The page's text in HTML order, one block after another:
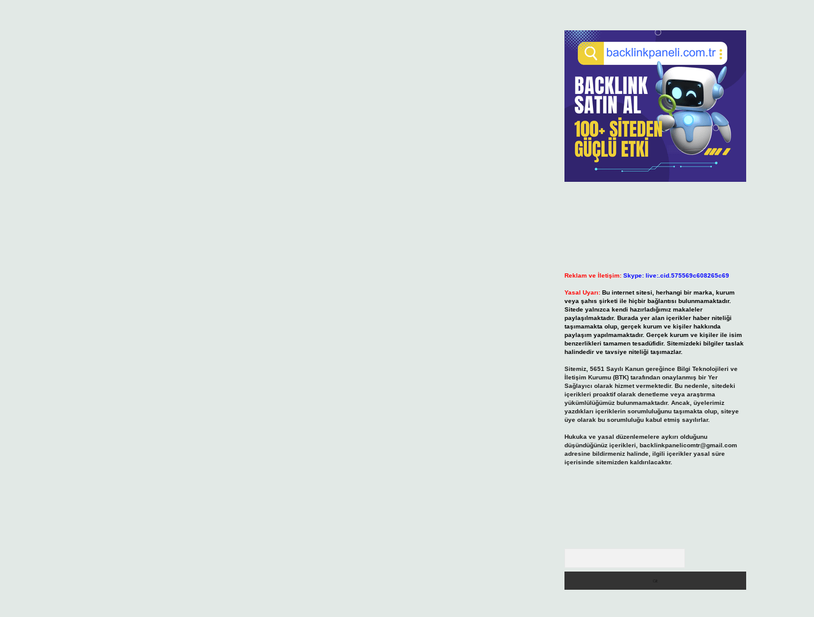
Reklam ve İletişim: Skype: live:.cid.575569c608265c69
Yasal Uyarı: Bu internet sitesi, herhangi bir marka, kurum
veya şahıs şirketi ile hiçbir bağlantısı bulunmamaktadır.
Sitede yalnızca kendi hazırladığımız makaleler
paylaşılmaktadır. Burada yer alan içerikler haber niteliği
taşımamakta olup, gerçek kurum ve kişiler hakkında
paylaşım yapılmamaktadır. Gerçek kurum ve kişiler ile isim
benzerlikleri tamamen tesadüfidir. Sitemizdeki bilgiler taslak
halindedir ve tavsiye niteliği taşımazlar.
Sitemiz, 5651 Sayılı Kanun gereğince Bilgi Teknolojileri ve
İletişim Kurumu (BTK) tarafından onaylanmış bir Yer
Sağlayıcı olarak hizmet vermektedir. Bu nedenle, sitedeki
içerikleri proaktif olarak denetleme veya araştırma
yükümlülüğümüz bulunmamaktadır. Ancak, üyelerimiz
yazdıkları içeriklerin sorumluluğunu taşımakta olup, siteye
üye olarak bu sorumluluğu kabul etmiş sayılırlar.
Hukuka ve yasal düzenlemelere aykırı olduğunu
düşündüğünüz içerikleri, backlinkpanelicomtr@gmail.com
adresine bildirmeniz halinde, ilgili içerikler yasal süre
içerisinde sitemizden kaldırılacaktır.